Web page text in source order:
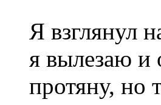
Я взглянул
я вылезаю и
протяну, но